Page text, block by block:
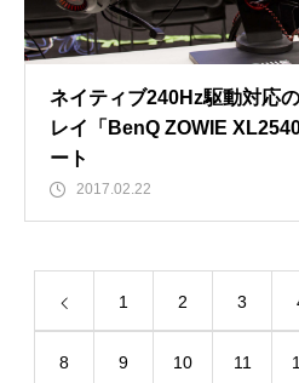
ネイティブ240Hz駆動対応
レイ「BenQ ZOWIE
ート
2017.02.22
1 2 3
8 9 10 11